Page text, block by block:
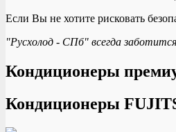
Если Вы не хотите рисковать
"Русхолод - СПб" всегда
Кондиционеры
Кондиционеры